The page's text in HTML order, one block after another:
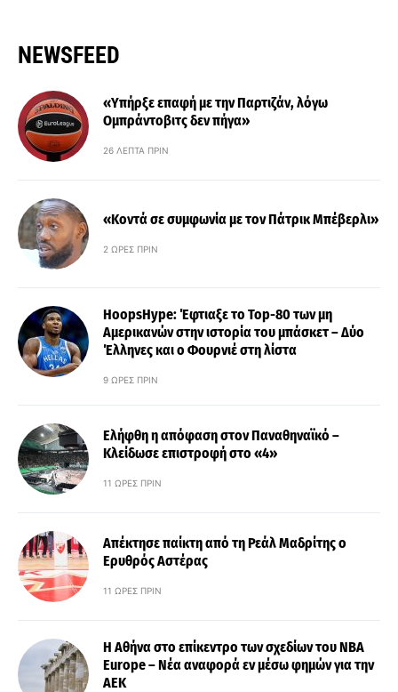
NEWSFEED
«Υπήρξε επαφή με την Παρτιζάν, λόγω
Ομπράντοβιτς δεν πήγα»
26 ΛΕΠΤΆ ΠΡΙΝ
«Κοντά σε συμφωνία με τον Πάτρικ Μπέβερλι»
2 ΏΡΕΣ ΠΡΙΝ
HoopsHype: Έφτιαξε το Top-80 των μη
Αμερικανών στην ιστορία του μπάσκετ – Δύο
Έλληνες και ο Φουρνιέ στη λίστα
9 ΏΡΕΣ ΠΡΙΝ
Ελήφθη η απόφαση στον Παναθηναϊκό –
Κλείδωσε επιστροφή στο «4»
11 ΏΡΕΣ ΠΡΙΝ
Απέκτησε παίκτη από τη Ρεάλ Μαδρίτης ο
Ερυθρός Αστέρας
11 ΏΡΕΣ ΠΡΙΝ
Η Αθήνα στο επίκεντρο των σχεδίων του NBA
Europe – Νέα αναφορά εν μέσω φημών για την
ΑΕΚ